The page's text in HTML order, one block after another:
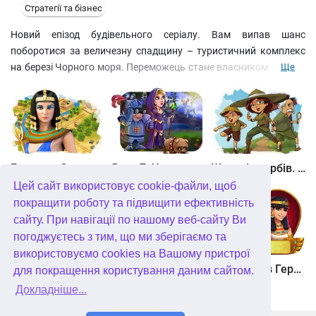
Цей сайт використовує cookie-файли, щоб
покращити роботу та підвищити ефективність
сайту. При навігації по нашому веб-сайту Ви
погоджуєтесь з тим, що ми зберігаємо та
використовуємо cookies на Вашому пристрої
для покращення користування даним сайтом.
Докладніше...
Стратегії та бізнес
Новий епізод будівельного серіалу. Вам випав шанс
поборотися за величезну спадщину – туристичний комплекс
на березі Чорного моря. Переможець стане власником готелів,
потрібно за відведений час забудувати узбережжя новою
нерухомістю та заробити купу грошей. Наймайте робітників,
закуповуйте все необхідне та приймайтеся за будівництво, час
– гроші!
Ще
Шукачі скарбів. Камінь душі
Шукачі скарбів. Сніжна королева. колекційне видання Алісія Квотермейн 3. Таємниця палаючого золота. колекційне видання 12 подвигів Геракла. Як я зустрів Мегару. колекційне видання